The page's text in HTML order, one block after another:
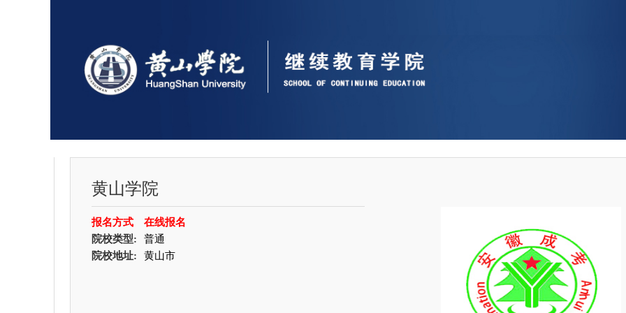
黄山学院
报名方式
在线报名
院校类型:
普通
院校地址:
黄山市